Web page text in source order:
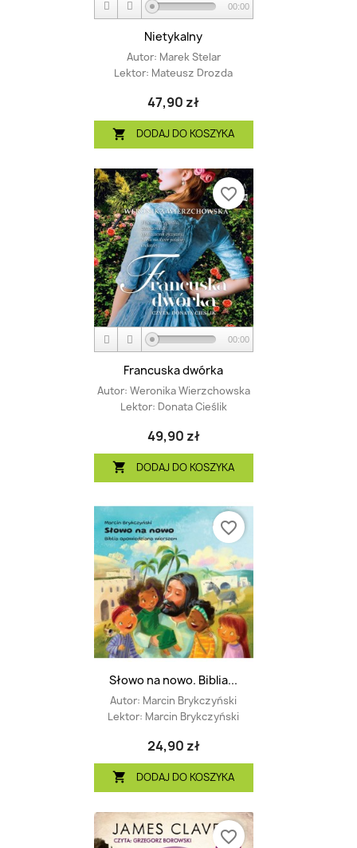
00:00
Nietykalny
Autor: Marek Stelar
Lektor: Mateusz Drozda
47,90 zł
 DODAJ DO KOSZYKA
00:00
Francuska dwórka
Autor: Weronika Wierzchowska
Lektor: Donata Cieślik
49,90 zł
 DODAJ DO KOSZYKA
favorite_border
Słowo na nowo. Biblia...
Autor: Marcin Brykczyński
Lektor: Marcin Brykczyński
24,90 zł
 DODAJ DO KOSZYKA
favorite_border
favorite_border